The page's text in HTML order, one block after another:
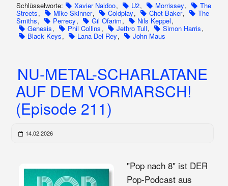
Schlüsselworte: Xavier Naidoo, U2, Morrissey, The
Streets, Mike Skinner, Coldplay, Chet Baker, The
Smiths, Perrecy, Gil Ofarim, Nils Keppel,
Genesis, Phil Collins, Jethro Tull, Simon Harris,
Black Keys, Lana Del Rey, John Maus
NU-METAL-SCHARLATANE
AUF DEM VORMARSCH!
(Episode 211)
14.02.2026
"Pop nach 8" ist DER
Pop-Podcast aus